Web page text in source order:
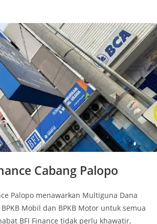
Cabang Palopo
Palopo menawarkan Multiguna Dana
Mobil dan BPKB Motor untuk semua
BFI Finance tidak perlu khawatir,